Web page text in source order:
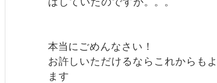
本当にごめんなさい！
お許しいただけるならこれからも
ます